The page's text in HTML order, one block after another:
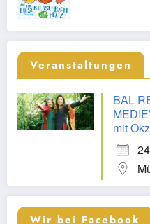
Veranstaltungen
BAL
mit
Wir bei Facebook